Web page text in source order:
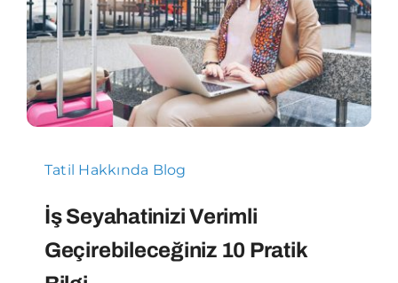
İş Seyahatinizi Verimli
Geçirebileceğiniz 10 Pratik
Bilgi